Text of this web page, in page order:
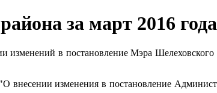
за март 2016 года
изменений в постановление Мэра
"О внесении изменения в постановление